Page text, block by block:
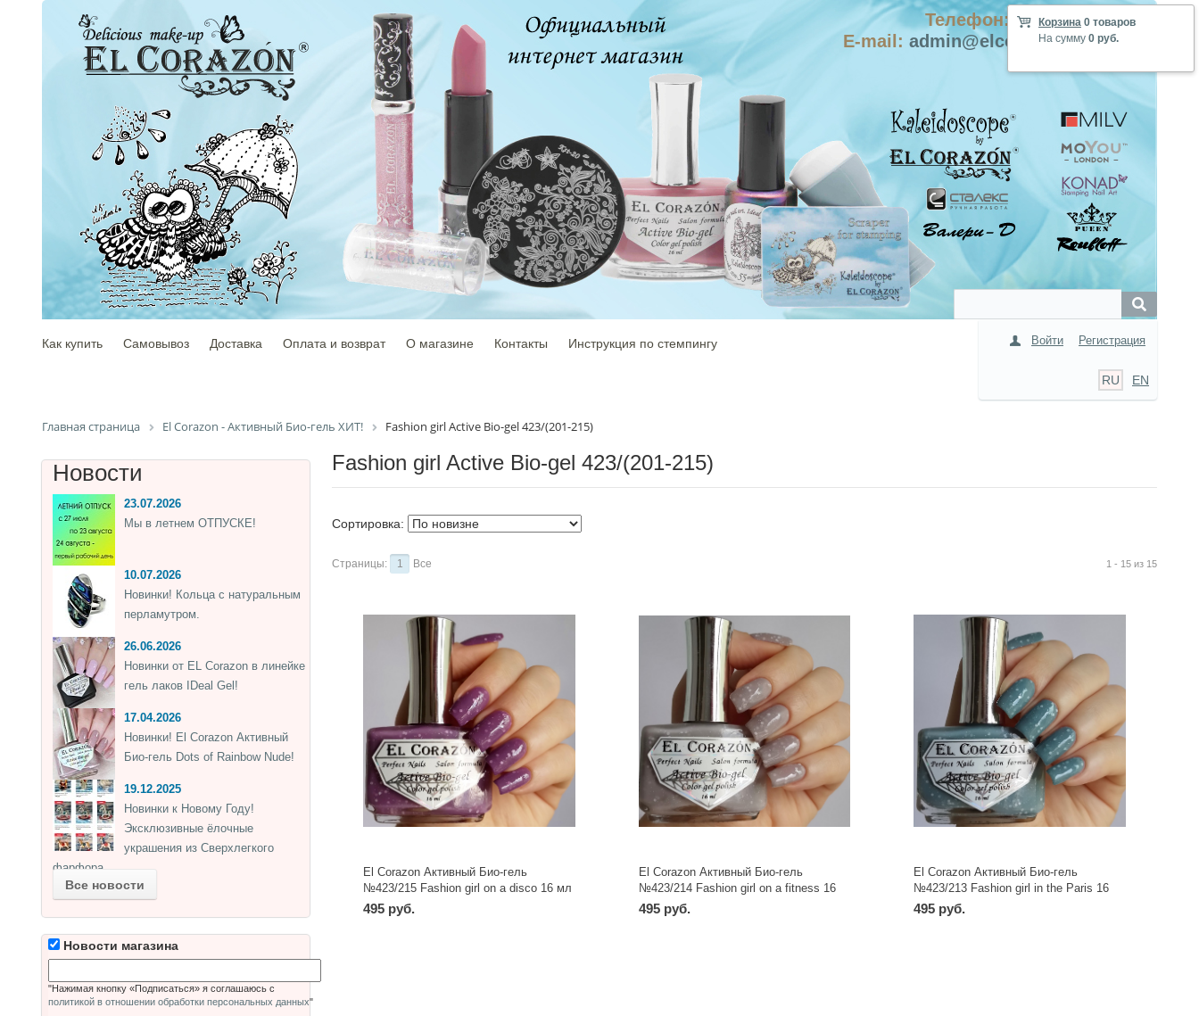
Телефон: +7-915-423-9555
E-mail: admin@elcorazon-shop.com
Корзина 0 товаров
На сумму 0 руб.
Войти Регистрация
RU EN
Как купить Самовывоз Доставка Оплата и возврат О магазине Контакты Инструкция по стемпингу
Главная страница El Corazon - Активный Био-гель ХИТ! Fashion girl Active Bio-gel 423/(201-215)
Fashion girl Active Bio-gel 423/(201-215)
Сортировка:
1 - 15 из 15
Страницы: 1 Все
El Corazon Активный Био-гель
№423/215 Fashion girl on a disco 16 мл
495 руб.
El Corazon Активный Био-гель
№423/214 Fashion girl on a fitness 16
мл
495 руб.
El Corazon Активный Био-гель
№423/213 Fashion girl in the Paris 16
мл
495 руб.
Новости
23.07.2026
Мы в летнем ОТПУСКЕ!
10.07.2026
Новинки! Кольца с натуральным
перламутром.
26.06.2026
Новинки от EL Corazon в линейке
гель лаков IDeal Gel!
17.04.2026
Новинки! El Corazon Активный
Био-гель Dots of Rainbow Nude!
19.12.2025
Новинки к Новому Году!
Эксклюзивные ёлочные
украшения из Сверхлегкого
фарфора.
Все новости
Новости магазина
"Нажимая кнопку «Подписаться» я соглашаюсь с
политикой в отношении обработки персональных данных"